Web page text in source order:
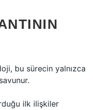
bu sürecin yalnızca
ilk ilişkiler